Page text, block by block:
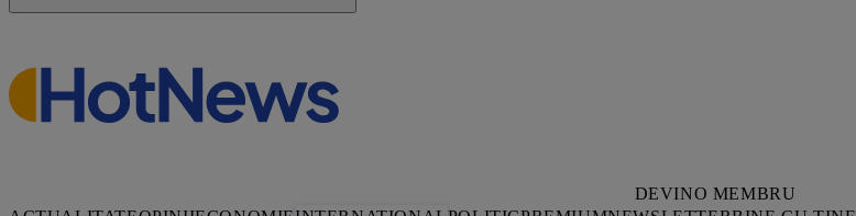
DEVINO MEMBRU